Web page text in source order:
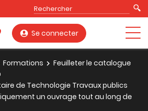
Se connecter
Formations
Feuilleter le catalogue
de Technologie Travaux publics
un ouvrage tout au long de